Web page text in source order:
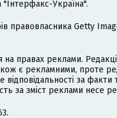
Україна".
правовласника Getty
правах реклами.
є рекламними, проте
за факти
за зміст реклами несе